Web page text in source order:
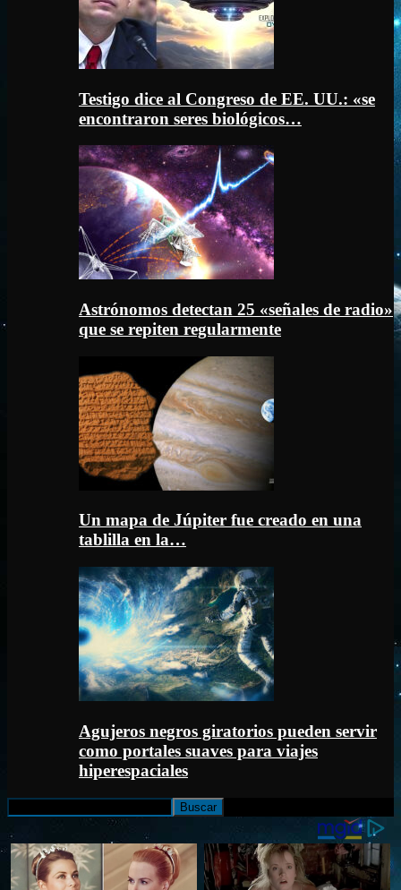
Testigo dice al Congreso de EE. UU.: «se
encontraron seres biológicos…
Astrónomos detectan 25 «señales de radio»
que se repiten regularmente
Un mapa de Júpiter fue creado en una
tablilla en la…
Agujeros negros giratorios pueden servir
como portales suaves para viajes
hiperespaciales